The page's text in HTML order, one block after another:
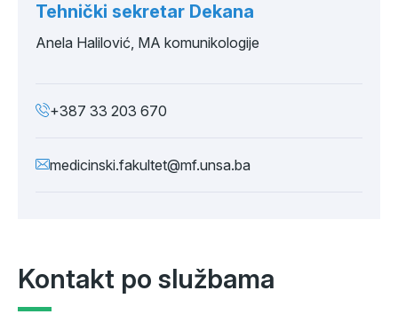
Tehnički sekretar Dekana
Anela Halilović, MA komunikologije
+387 33 203 670
medicinski.fakultet@mf.unsa.ba
Kontakt po službama